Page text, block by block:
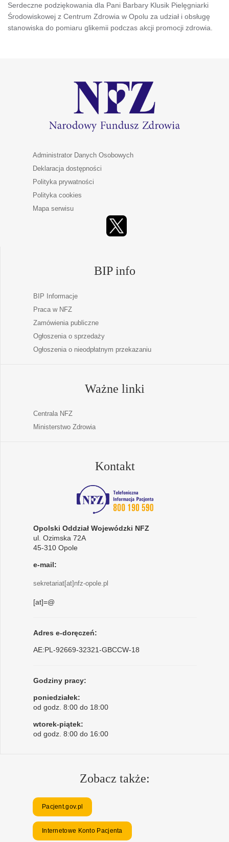
Serdeczne podziękowania dla Pani Barbary Klusik Pielęgniarki
Środowiskowej z Centrum Zdrowia w Opolu za udział i obsługę
stanowiska do pomiaru glikemii podczas akcji promocji zdrowia.
Administrator Danych Osobowych
Deklaracja dostępności
Polityka prywatności
Polityka cookies
Mapa serwisu
BIP info
BIP Informacje
Praca w NFZ
Zamówienia publiczne
Ogłoszenia o sprzedaży
Ogłoszenia o nieodpłatnym przekazaniu
Ważne linki
Centrala NFZ
Ministerstwo Zdrowia
Kontakt
Opolski Oddział Wojewódzki NFZ
ul. Ozimska 72A
45-310 Opole
e-mail:
sekretariat[at]nfz-opole.pl
[at]=@
Adres e-doręczeń:
AE:PL-92669-32321-GBCCW-18
Godziny pracy:
poniedziałek:
od godz. 8:00 do 18:00
wtorek-piątek:
od godz. 8:00 do 16:00
Zobacz także:
Pacjent.gov.pl
Internetowe Konto Pacjenta